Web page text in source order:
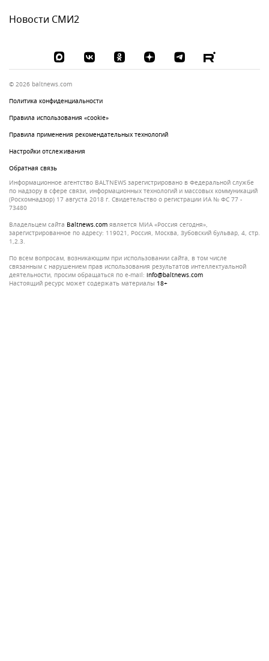
Новости СМИ2
© 2026 baltnews.com
Политика конфиденциальности
Правила использования «cookie»
Правила применения рекомендательных технологий
Настройки отслеживания
Обратная связь
Информационное агентство BALTNEWS зарегистрировано в Федеральной службе
по надзору в сфере связи, информационных технологий и массовых коммуникаций
(Роскомнадзор) 17 августа 2018 г. Свидетельство о регистрации ИА № ФС 77 -
73480
Владельцем сайта
baltnews.com является МИА «Россия сегодня»,
зарегистрированное по адресу: 119021, Россия, Москва, Зубовский бульвар, 4, стр.
1,2.3.
По всем вопросам, возникающим при использовании сайта, в том числе
связанным с нарушением прав использования результатов интеллектуальной
деятельности, просим обращаться по e-mail: info@baltnews.com
Настоящий ресурс может содержать материалы 18+